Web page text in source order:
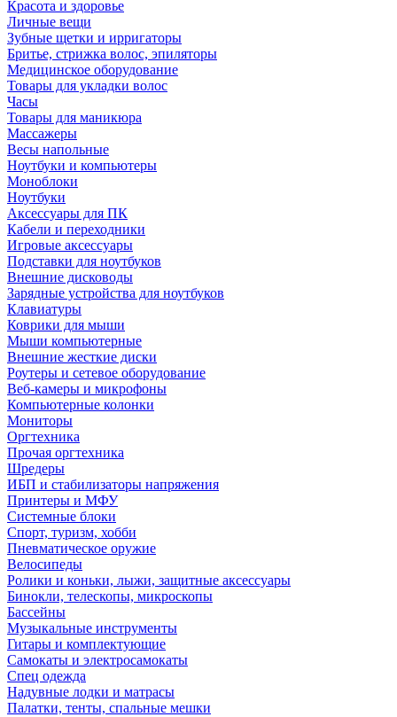
Красота и здоровье
Личные вещи
Зубные щетки и ирригаторы
Бритье, стрижка волос, эпиляторы
Медицинское оборудование
Товары для укладки волос
Часы
Товары для маникюра
Массажеры
Весы напольные
Ноутбуки и компьютеры
Моноблоки
Ноутбуки
Аксессуары для ПК
Кабели и переходники
Игровые аксессуары
Подставки для ноутбуков
Внешние дисководы
Зарядные устройства для ноутбуков
Клавиатуры
Коврики для мыши
Мыши компьютерные
Внешние жесткие диски
Роутеры и сетевое оборудование
Веб-камеры и микрофоны
Компьютерные колонки
Мониторы
Оргтехника
Прочая оргтехника
Шредеры
ИБП и стабилизаторы напряжения
Принтеры и МФУ
Системные блоки
Спорт, туризм, хобби
Пневматическое оружие
Велосипеды
Ролики и коньки, лыжи, защитные аксессуары
Бинокли, телескопы, микроскопы
Бассейны
Музыкальные инструменты
Гитары и комплектующие
Самокаты и электросамокаты
Спец одежда
Надувные лодки и матрасы
Палатки, тенты, спальные мешки